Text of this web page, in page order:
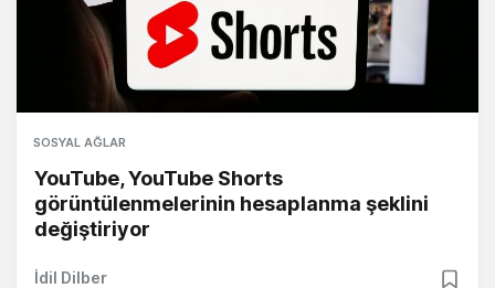
SOSYAL AĞLAR
YouTube, YouTube Shorts
görüntülenmelerinin hesaplanma şeklini
değiştiriyor
İdil Dilber